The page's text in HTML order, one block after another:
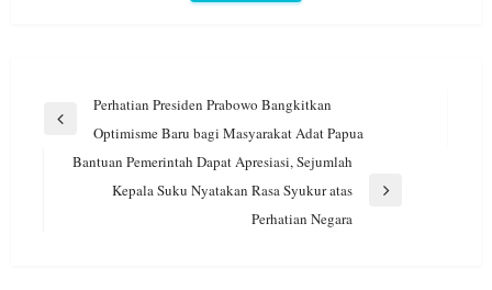
Navigasi
Previous
Perhatian Presiden Prabowo Bangkitkan
Optimisme Baru bagi Masyarakat Adat Papua
Bantuan Pemerintah Dapat Apresiasi, Sejumlah
Kepala Suku Nyatakan Rasa Syukur atas
Perhatian Negara